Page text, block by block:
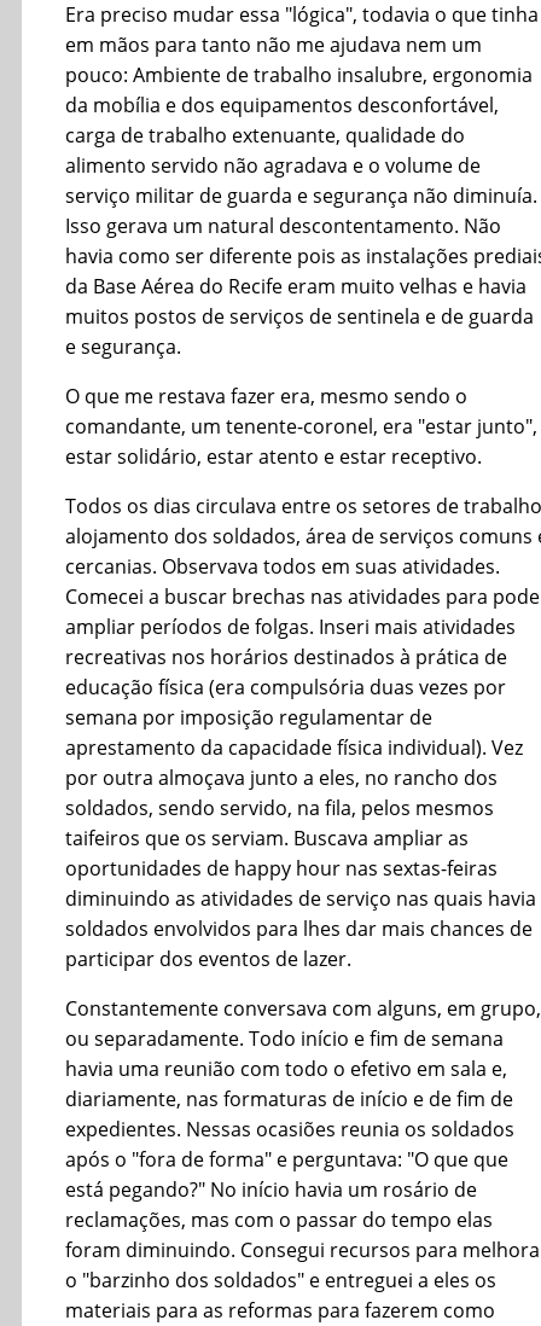
Era preciso mudar essa "lógica", todavia o que tinha
em mãos para tanto não me ajudava nem um
pouco: Ambiente de trabalho insalubre, ergonomia
da mobília e dos equipamentos desconfortável,
carga de trabalho extenuante, qualidade do
alimento servido não agradava e o volume de
serviço militar de guarda e segurança não diminuía.
Isso gerava um natural descontentamento. Não
havia como ser diferente pois as instalações
da Base Aérea do Recife eram muito velhas e havia
muitos postos de serviços de sentinela e de guarda
e segurança.
O que me restava fazer era, mesmo sendo o
comandante, um tenente-coronel, era "estar junto",
estar solidário, estar atento e estar receptivo.
Todos os dias circulava entre os setores de
alojamento dos soldados, área de serviços comuns
cercanias. Observava todos em suas atividades.
Comecei a buscar brechas nas atividades para
ampliar períodos de folgas. Inseri mais atividades
recreativas nos horários destinados à prática de
educação física (era compulsória duas vezes por
semana por imposição regulamentar de
aprestamento da capacidade física individual). Vez
por outra almoçava junto a eles, no rancho dos
soldados, sendo servido, na fila, pelos mesmos
taifeiros que os serviam. Buscava ampliar as
oportunidades de happy hour nas sextas-feiras
diminuindo as atividades de serviço nas quais havia
soldados envolvidos para lhes dar mais chances de
participar dos eventos de lazer.
Constantemente conversava com alguns, em grupo,
ou separadamente. Todo início e fim de semana
havia uma reunião com todo o efetivo em sala e,
diariamente, nas formaturas de início e de fim de
expedientes. Nessas ocasiões reunia os soldados
após o "fora de forma" e perguntava: "O que que
está pegando?" No início havia um rosário de
reclamações, mas com o passar do tempo elas
foram diminuindo. Consegui recursos para
o "barzinho dos soldados" e entreguei a eles os
materiais para as reformas para fazerem como